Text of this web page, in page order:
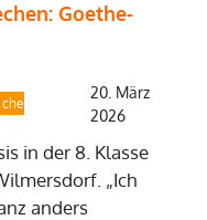
Goethe-
20. März
2026
in der 8. Klasse
„Ich
anders